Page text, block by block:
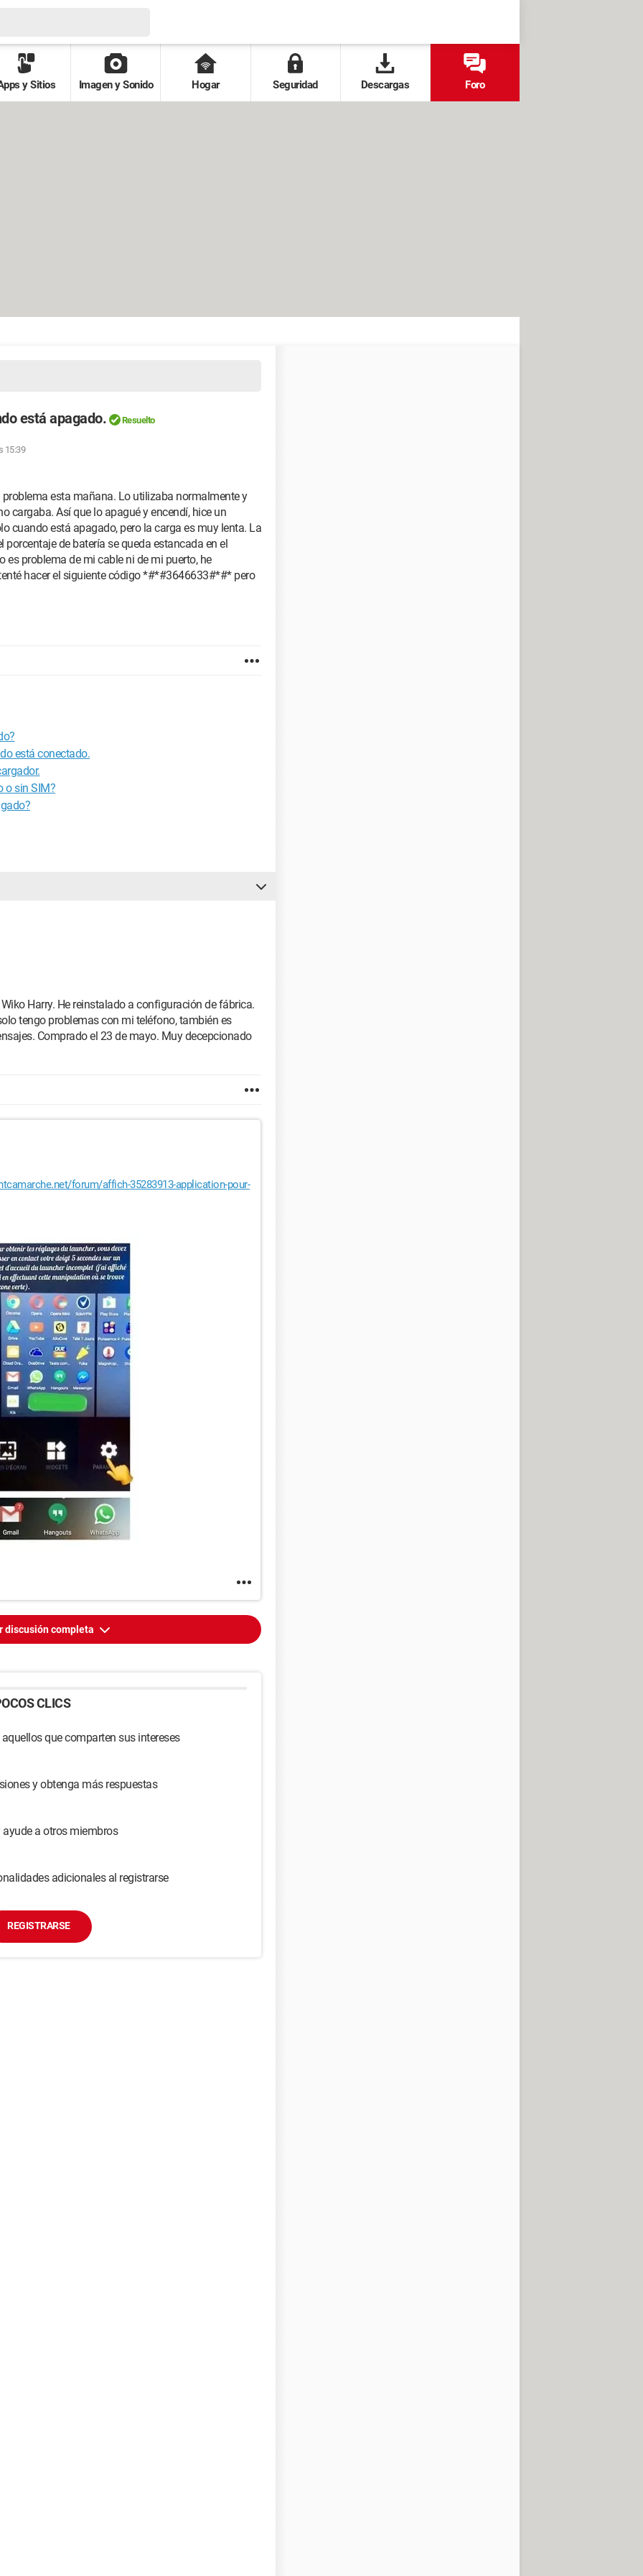
y Sitios Imagen y Sonido Hogar Seguridad Descargas Foro
está apagado. Resuelto
15:39
esta mañana. Lo utilizaba normalmente y
cargaba. Así que lo apagué y encendí, hice un
cuando está apagado, pero la carga es muy lenta. La
de batería se queda estancada en el
es problema de mi cable ni de mi puerto, he
hacer el siguiente código *#*#3646633#*#* pero
está conectado.
o sin SIM?
Harry. He reinstalado a configuración de fábrica.
tengo problemas con mi teléfono, también es
Comprado el 23 de mayo. Muy decepcionado
forum/affich-35283913-application-pour-
discusión completa
CLICS
que comparten sus intereses
y obtenga más respuestas
a otros miembros
adicionales al registrarse
REGISTRARSE